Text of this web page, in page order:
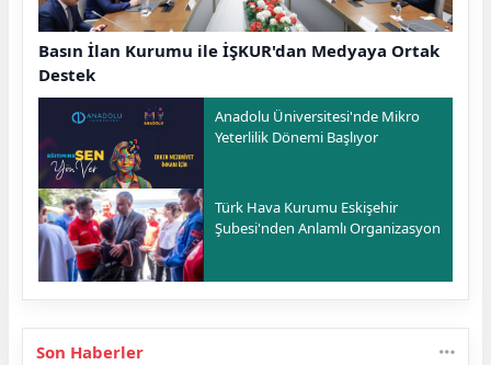
Basın İlan Kurumu ile İŞKUR'dan Medyaya Ortak
Destek
Anadolu Üniversitesi'nde Mikro
Yeterlilik Dönemi Başlıyor
Türk Hava Kurumu Eskişehir
Şubesi'nden Anlamlı Organizasyon
Son Haberler